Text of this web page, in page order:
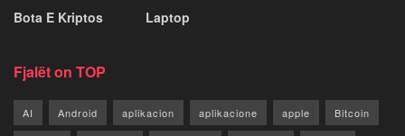
Bota E Kriptos
Laptop
Fjalët on TOP
AI Android aplikacion aplikacione apple Bitcoin